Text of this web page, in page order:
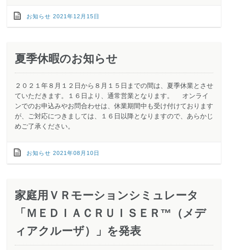
お知らせ 2021年12月15日
夏季休暇のお知らせ
２０２１年８月１２日から８月１５日までの間は、夏季休業とさせ
ていただきます。１６日より、通常営業となります。 オンライ
ンでのお申込みやお問合わせは、休業期間中も受け付けております
が、ご対応につきましては、１６日以降となりますので、あらかじ
めご了承ください。
お知らせ 2021年08月10日
家庭用ＶＲモーションシミュレータ
「ＭＥＤＩＡＣＲＵＩＳＥＲ™（メデ
ィアクルーザ）」を発表